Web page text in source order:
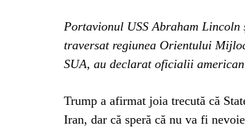
Portavionul USS Abraham
traversat regiunea Orientului
SUA, au declarat oficialii
Trump a afirmat joia trecută că
Iran, dar că speră că nu va fi